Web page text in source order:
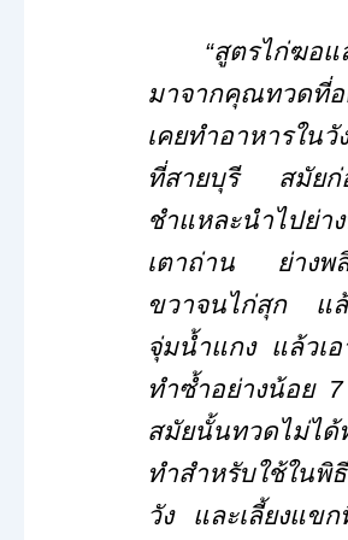
“สูตรไก่ฆอ
มาจากคุณทวดที่
เคยทำอาหารใน
ที่สายบุรี สมัย
ชำแหละนำไปย่า
เตาถ่าน ย่างพ
ขวาจนไก่สุก แล้
จุ่มน้ำแกง แล้วเอ
ทำซ้ำอย่างน้อย 7
สมัยนั้นทวดไม่ไ
ทำสำหรับใช้ในพิ
วัง และเลี้ยงแขก